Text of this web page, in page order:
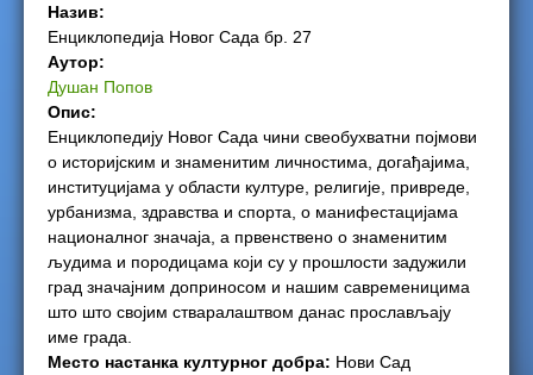
h
e
r
e
Назив:
Енциклопедија Новог Сада бр. 27
Аутор:
Душан Попов
Опис:
Енциклопедију Новог Сада чини свеобухватни појмови
о историјским и знаменитим личностима, догађајима,
институцијама у области културе, религије, привреде,
урбанизма, здравства и спорта, о манифестацијама
националног значаја, а првенствено о знаменитим
људима и породицама који су у прошлости задужили
град значајним доприносом и нашим савременицима
што што својим стваралаштвом данас прослављају
име града.
Место настанка културног добра: Нови Сад